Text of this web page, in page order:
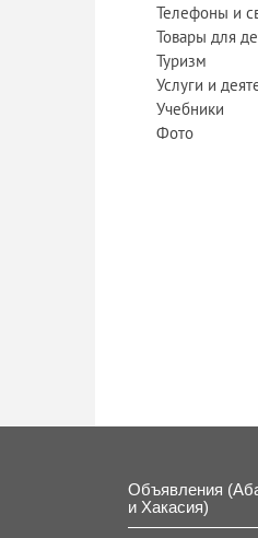
Телефоны и
Товары для
Туризм
Услуги и
Учебники
Фото
Объявления
и Хакасия)